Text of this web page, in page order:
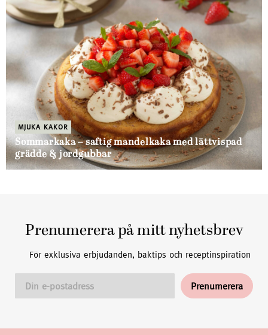
MJUKA KAKOR
Sommarkaka – saftig mandelkaka med lättvispad
grädde & jordgubbar
Prenumerera på mitt nyhetsbrev
För exklusiva erbjudanden, baktips och receptinspiration